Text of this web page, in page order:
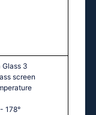
Glass 3
screen
178°